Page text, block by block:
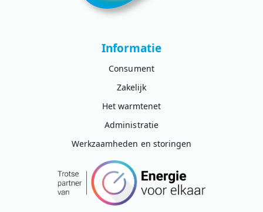
Informatie
Consument
Zakelijk
Het warmtenet
Administratie
Werkzaamheden en storingen